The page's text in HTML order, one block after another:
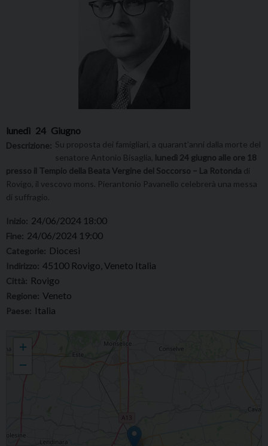
lunedì 24 Giugno
Descrizione: Su proposta dei famigliari, a quarant’anni dalla morte del
senatore Antonio Bisaglia, lunedì 24 giugno alle ore 18
presso il Tempio della Beata Vergine del Soccorso – La Rotonda di
Rovigo, il vescovo mons. Pierantonio Pavanello celebrerà una messa
di suffragio.
Inizio: 24/06/2024 18:00
Fine: 24/06/2024 19:00
Categorie: Diocesi
Indirizzo: 45100 Rovigo, Veneto Italia
Città: Rovigo
Regione: Veneto
Paese: Italia
+
−